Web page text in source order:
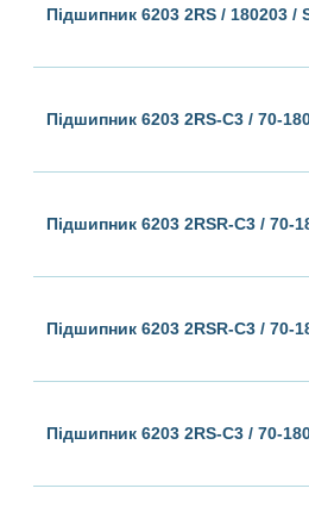
Підшипник 6203 2RS / 180203 /
Підшипник 6203 2RS-C3 / 70-
Підшипник 6203 2RSR-C3 / 70-
Підшипник 6203 2RSR-C3 / 70-
Підшипник 6203 2RS-C3 / 70-